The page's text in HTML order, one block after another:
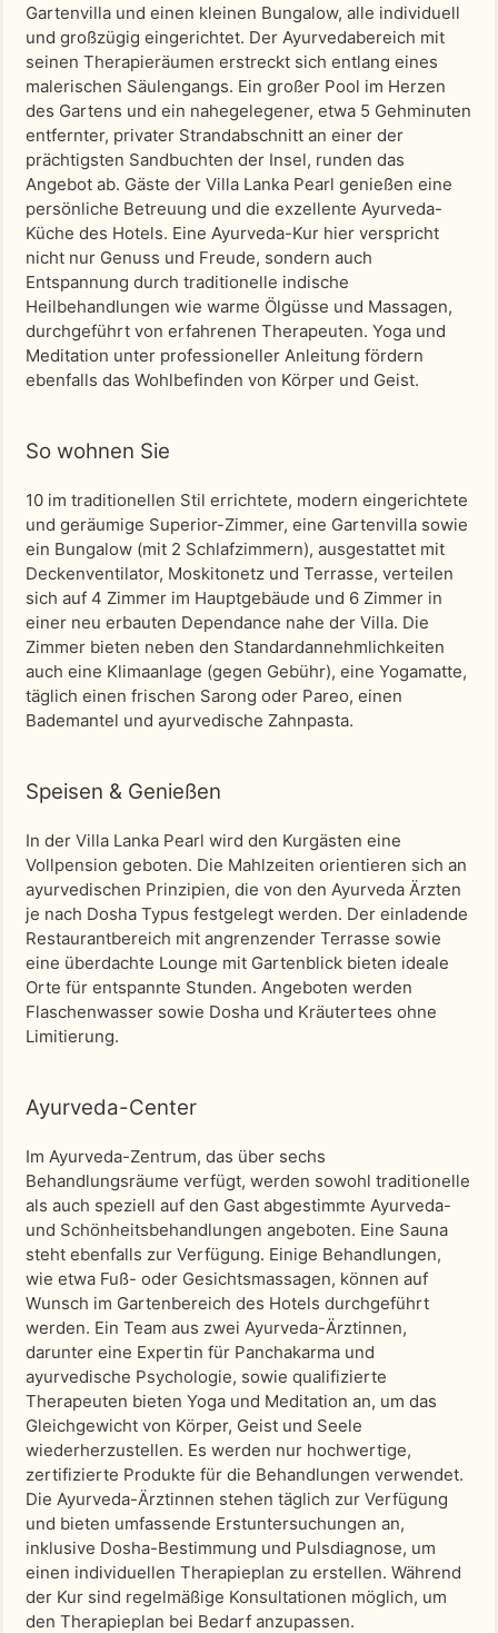
Gartenvilla und einen kleinen Bungalow, alle individuell
und großzügig eingerichtet. Der Ayurvedabereich mit
seinen Therapieräumen erstreckt sich entlang eines
malerischen Säulengangs. Ein großer Pool im Herzen
des Gartens und ein nahegelegener, etwa 5 Gehminuten
entfernter, privater Strandabschnitt an einer der
prächtigsten Sandbuchten der Insel, runden das
Angebot ab. Gäste der Villa Lanka Pearl genießen eine
persönliche Betreuung und die exzellente Ayurveda-
Küche des Hotels. Eine Ayurveda-Kur hier verspricht
nicht nur Genuss und Freude, sondern auch
Entspannung durch traditionelle indische
Heilbehandlungen wie warme Ölgüsse und Massagen,
durchgeführt von erfahrenen Therapeuten. Yoga und
Meditation unter professioneller Anleitung fördern
ebenfalls das Wohlbefinden von Körper und Geist.
So wohnen Sie
10 im traditionellen Stil errichtete, modern eingerichtete
und geräumige Superior-Zimmer, eine Gartenvilla sowie
ein Bungalow (mit 2 Schlafzimmern), ausgestattet mit
Deckenventilator, Moskitonetz und Terrasse, verteilen
sich auf 4 Zimmer im Hauptgebäude und 6 Zimmer in
einer neu erbauten Dependance nahe der Villa. Die
Zimmer bieten neben den Standardannehmlichkeiten
auch eine Klimaanlage (gegen Gebühr), eine Yogamatte,
täglich einen frischen Sarong oder Pareo, einen
Bademantel und ayurvedische Zahnpasta.
Speisen & Genießen
In der Villa Lanka Pearl wird den Kurgästen eine
Vollpension geboten. Die Mahlzeiten orientieren sich an
ayurvedischen Prinzipien, die von den Ayurveda Ärzten
je nach Dosha Typus festgelegt werden. Der einladende
Restaurantbereich mit angrenzender Terrasse sowie
eine überdachte Lounge mit Gartenblick bieten ideale
Orte für entspannte Stunden. Angeboten werden
Flaschenwasser sowie Dosha und Kräutertees ohne
Limitierung.
Ayurveda-Center
Im Ayurveda-Zentrum, das über sechs
Behandlungsräume verfügt, werden sowohl traditionelle
als auch speziell auf den Gast abgestimmte Ayurveda-
und Schönheitsbehandlungen angeboten. Eine Sauna
steht ebenfalls zur Verfügung. Einige Behandlungen,
wie etwa Fuß- oder Gesichtsmassagen, können auf
Wunsch im Gartenbereich des Hotels durchgeführt
werden. Ein Team aus zwei Ayurveda-Ärztinnen,
darunter eine Expertin für Panchakarma und
ayurvedische Psychologie, sowie qualifizierte
Therapeuten bieten Yoga und Meditation an, um das
Gleichgewicht von Körper, Geist und Seele
wiederherzustellen. Es werden nur hochwertige,
zertifizierte Produkte für die Behandlungen verwendet.
Die Ayurveda-Ärztinnen stehen täglich zur Verfügung
und bieten umfassende Erstuntersuchungen an,
inklusive Dosha-Bestimmung und Pulsdiagnose, um
einen individuellen Therapieplan zu erstellen. Während
der Kur sind regelmäßige Konsultationen möglich, um
den Therapieplan bei Bedarf anzupassen.